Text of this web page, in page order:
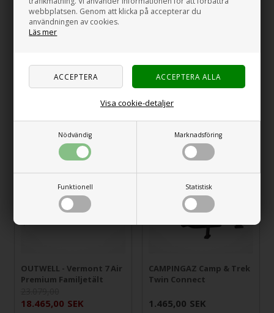
webbplatsen. Genom att klicka på accepterar du
användningen av cookies.
Läs mer
Nödvändig Marknadsföring
Funktionell Statistisk
Visa cookie-detaljer
OUTWELL - Touring
3.999,00 SEK 1.845,00 SEK
1.999,00
OUTWELL - Vermont 7 Air
Premium Familjetält
18.465,00 SEK
CAMPINGAZ Camp & Trek
Twin Connect
1.465,00 SEK